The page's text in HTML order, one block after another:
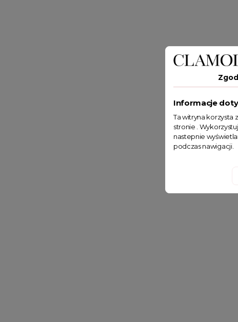
Informacje
Ta witryna korzysta
stronie .
nastepnie
podczas nawigacji.